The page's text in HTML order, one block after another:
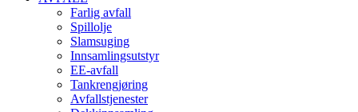
Farlig avfall
Spillolje
Slamsuging
Innsamlingsutstyr
EE-avfall
Tankrengjøring
Avfallstjenester